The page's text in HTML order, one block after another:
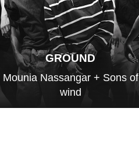
GROUND
Mounia Nassangar + Sons of
wind